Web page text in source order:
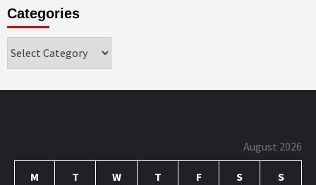
Categories
August 2026
M T W T F S S